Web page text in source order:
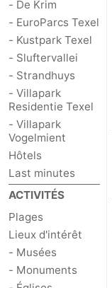
Schoorlse
Duinen
Bergen
aan
Zee
Bergen
-
Alkmaar
-
Egmond
aan
Zee
-
Noordhollands
duinreservaat
-
Wijk
aan
Zee
-
Nature
Zuid-
Kennermerland
-
Amsterdam
-
Haarlem
-
- De Krim
- EuroParcs Texel
- Kustpark Texel
- Sluftervallei
- Strandhuys
- Villapark
Residentie Texel
- Villapark
Vogelmient
Hôtels
Last minutes
ACTIVITÉS
Plages
Lieux d'intérêt
- Musées
- Monuments